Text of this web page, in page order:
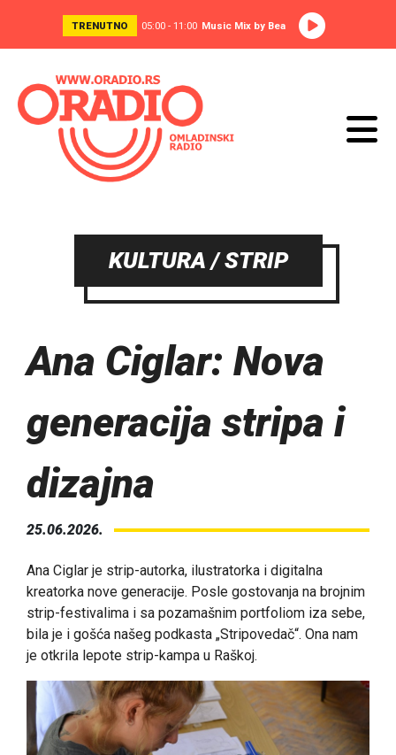
TRENUTNO 05:00 - 11:00 Music Mix by Bea
KULTURA / STRIP
Ana Ciglar: Nova
generacija stripa i
dizajna
25.06.2026.
Ana Ciglar je strip-autorka, ilustratorka i digitalna
kreatorka nove generacije. Posle gostovanja na brojnim
strip-festivalima i sa pozamašnim portfoliom iza sebe,
bila je i gošća našeg podkasta „Stripovedač“. Ona nam
je otkrila lepote strip-kampa u Raškoj.